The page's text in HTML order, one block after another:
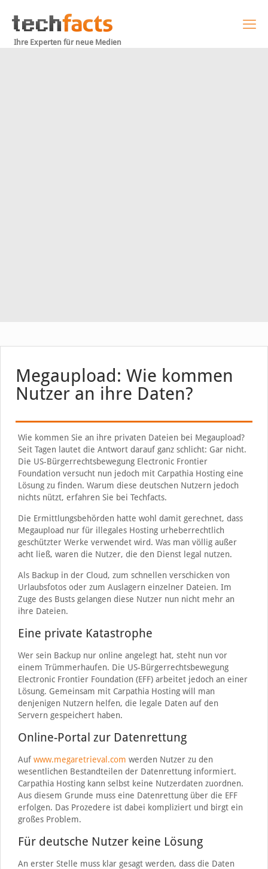
Ihre Experten für neue Medien
Megaupload: Wie kommen
Nutzer an ihre Daten?
Wie kommen Sie an ihre privaten Dateien bei Megaupload?
Seit Tagen lautet die Antwort darauf ganz schlicht: Gar nicht.
Die US-Bürgerrechtsbewegung Electronic Frontier
Foundation versucht nun jedoch mit Carpathia Hosting eine
Lösung zu finden. Warum diese deutschen Nutzern jedoch
nichts nützt, erfahren Sie bei Techfacts.
Die Ermittlungsbehörden hatte wohl damit gerechnet, dass
Megaupload nur für illegales Hosting urheberrechtlich
geschützter Werke verwendet wird. Was man völlig außer
acht ließ, waren die Nutzer, die den Dienst legal nutzen.
Als Backup in der Cloud, zum schnellen verschicken von
Urlaubsfotos oder zum Auslagern einzelner Dateien. Im
Zuge des Busts gelangen diese Nutzer nun nicht mehr an
ihre Dateien.
Eine private Katastrophe
Wer sein Backup nur online angelegt hat, steht nun vor
einem Trümmerhaufen. Die US-Bürgerrechtsbewegung
Electronic Frontier Foundation (EFF) arbeitet jedoch an einer
Lösung. Gemeinsam mit Carpathia Hosting will man
denjenigen Nutzern helfen, die legale Daten auf den
Servern gespeichert haben.
Online-Portal zur Datenrettung
Auf www.megaretrieval.com werden Nutzer zu den
wesentlichen Bestandteilen der Datenrettung informiert.
Carpathia Hosting kann selbst keine Nutzerdaten zuordnen.
Aus diesem Grunde muss eine Datenrettung über die EFF
erfolgen. Das Prozedere ist dabei kompliziert und birgt ein
großes Problem.
Für deutsche Nutzer keine Lösung
An erster Stelle muss klar gesagt werden, dass die Daten